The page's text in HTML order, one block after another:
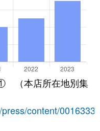
（本店所在地別集
content/